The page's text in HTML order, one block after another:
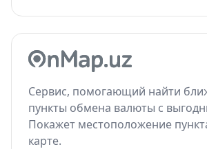
Сервис, помогающий найти
пункты обмена валюты с
Покажет местоположение
карте.